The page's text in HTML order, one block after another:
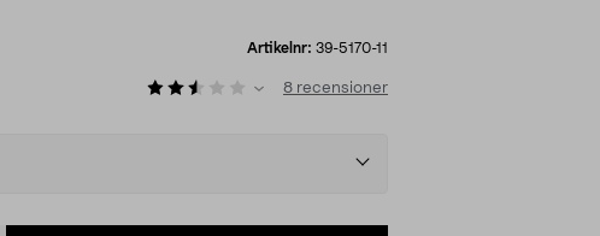
Artikelnr: 39-5170-11
8 recensioner